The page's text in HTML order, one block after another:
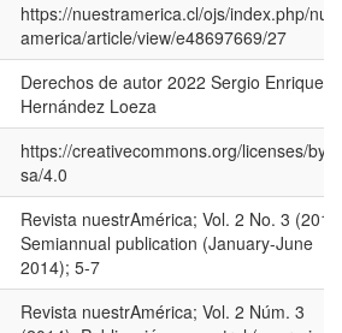
https://nuestramerica.cl/ojs/index.php/
america/article/view/e48697669/27
Derechos de autor 2022 Sergio Enrique
Hernández Loeza
https://creativecommons.org/licenses/by-
sa/4.0
Revista nuestrAmérica; Vol. 2 No. 3
Semiannual publication (January-June
2014); 5-7
Revista nuestrAmérica; Vol. 2 Núm. 3